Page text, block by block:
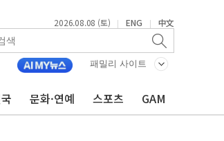
2026.08.08 (토) | ENG | 中文
패밀리 사이트
문화·연예 스포츠 GAM
부족 현실화
동해안 강한 비 어어져
2명 숨져
결혼 페널티' 22개 과제 손본다